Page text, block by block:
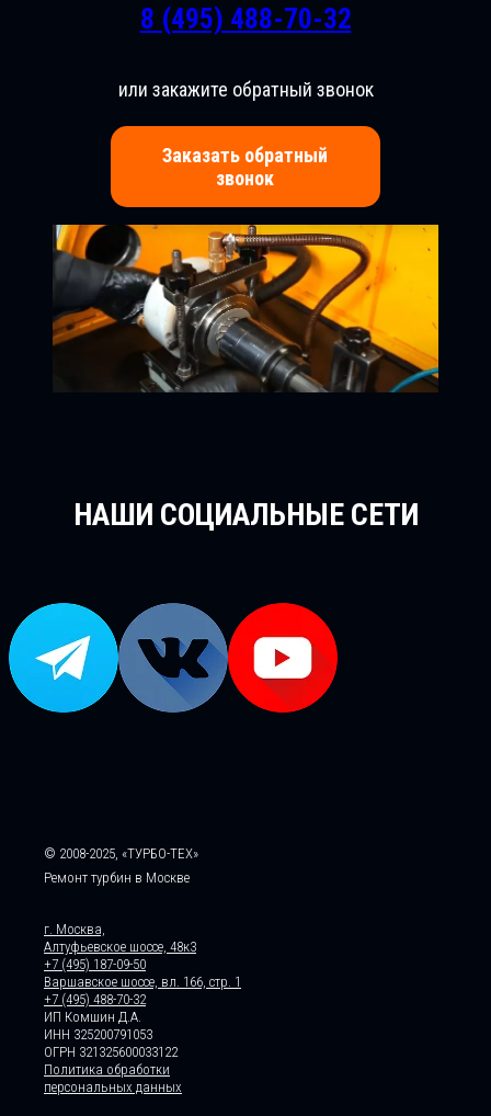
8 (495) 488-70-32
или закажите обратный звонок
Заказать обратный
звонок
НАШИ СОЦИАЛЬНЫЕ СЕТИ
© 2008-2025, «ТУРБО-ТЕХ»
Ремонт турбин в Москве
г. Москва,
Алтуфьевское шоссе, 48к3
+7 (495) 187-09-50
Варшавское шоссе, вл. 166, стр. 1
+7 (495) 488-70-32
ИП Комшин Д.А.
ИНН 325200791053
ОГРН 321325600033122
Политика обработки
персональных данных